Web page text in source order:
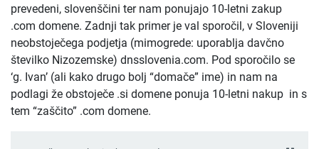
prevedeni, slovenščini ter nam ponujajo 10-letni zakup
.com domene. Zadnji tak primer je val sporočil, v Sloveniji
neobstoječega podjetja (mimogrede: uporablja davčno
številko Nizozemske) dnsslovenia.com. Pod sporočilo se
‘g. Ivan’ (ali kako drugo bolj “domače” ime) in nam na
podlagi že obstoječe .si domene ponuja 10-letni nakup in s
tem “zaščito” .com domene.